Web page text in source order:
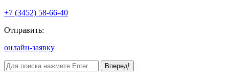
+7 (3452) 58-66-40
Отправить:
онлайн-заявку